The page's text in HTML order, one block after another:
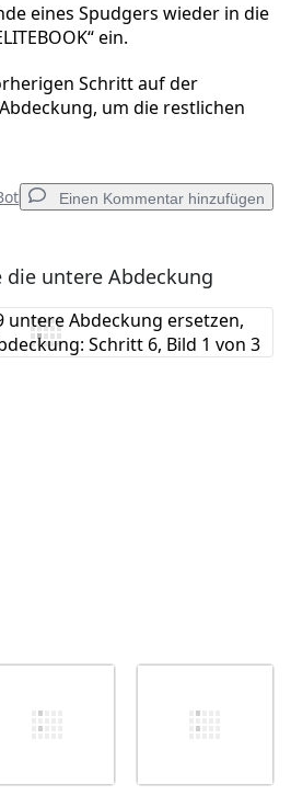
eines Spudgers wieder in die
ein.
Schritt auf der
um die restlichen
Einen Kommentar hinzufügen
hinzufügen
die untere Abdeckung